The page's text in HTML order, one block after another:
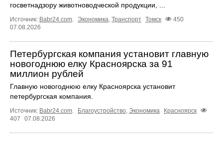
госветнадзору животноводческой продукции, ...
Источник: Babr24.com. Экономика, Транспорт Томск
450
07.08.2026
Петербургская компания установит главную
новогоднюю елку Красноярска за 91
миллион рублей
Главную новогоднюю елку Красноярска установит
петербургская компания.
Источник: Babr24.com. Благоустройство, Экономика
Красноярск
407
07.08.2026